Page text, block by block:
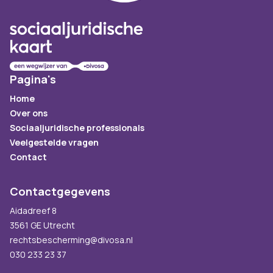
Pagina's
Home
Over ons
Sociaaljuridische professionals
Veelgestelde vragen
Contact
Contactgegevens
Aidadreef 8
3561 GE Utrecht
rechtsbescherming@divosa.nl
030 233 23 37